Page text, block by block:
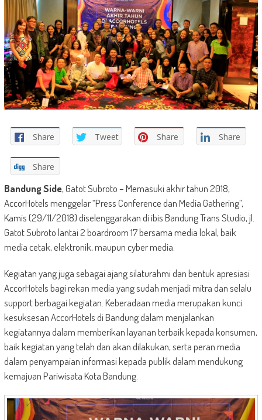
Share Tweet Share Share
Share
Bandung Side, Gatot Subroto – Memasuki akhir tahun 2018,
AccorHotels menggelar “Press Conference dan Media Gathering”,
Kamis (29/11/2018) diselenggarakan di ibis Bandung Trans Studio, jl.
Gatot Subroto lantai 2 boardroom 17 bersama media lokal, baik
media cetak, elektronik, maupun cyber media.
Kegiatan yang juga sebagai ajang silaturahmi dan bentuk apresiasi
AccorHotels bagi rekan media yang sudah menjadi mitra dan selalu
support berbagai kegiatan. Keberadaan media merupakan kunci
kesuksesan AccorHotels di Bandung dalam menjalankan
kegiatannya dalam memberikan layanan terbaik kepada konsumen,
baik kegiatan yang telah dan akan dilakukan, serta peran media
dalam penyampaian informasi kepada publik dalam mendukung
kemajuan Pariwisata Kota Bandung.